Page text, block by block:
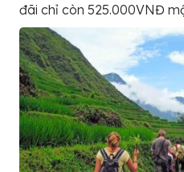
đãi chỉ còn 525.000VNĐ